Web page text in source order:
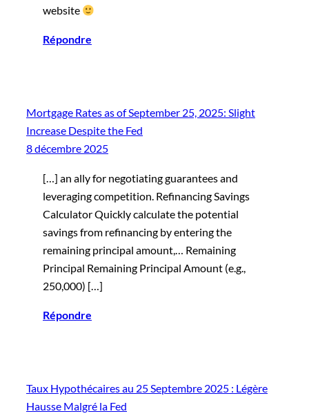
website
Répondre
Mortgage Rates as of September 25, 2025: Slight
Increase Despite the Fed
8 décembre 2025
[…] an ally for negotiating guarantees and
leveraging competition. Refinancing Savings
Calculator Quickly calculate the potential
savings from refinancing by entering the
remaining principal amount,… Remaining
Principal Remaining Principal Amount (e.g.,
250,000) […]
Répondre
Taux Hypothécaires au 25 Septembre 2025 : Légère
Hausse Malgré la Fed